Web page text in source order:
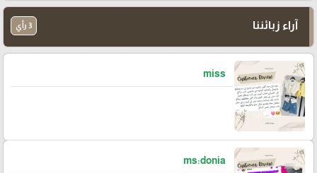
آراء زبائننا 3 رأي
miss
ms:donia